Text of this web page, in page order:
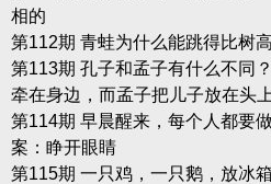
相的
第112期 青蛙为什么能跳得比树
第113期 孔子和孟子有什么不
牵在身边，而孟子把儿子放在头上
第114期 早晨醒来，每个人都要
案：睁开眼睛
第115期 一只鸡，一只鹅，放冰